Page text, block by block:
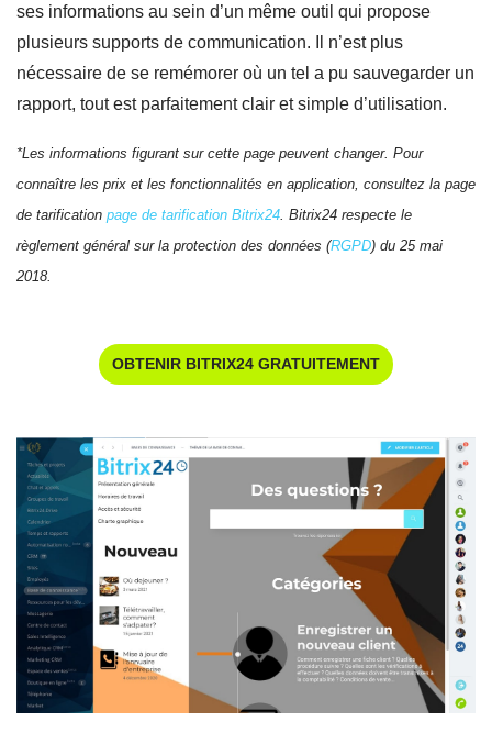
ses informations au sein d’un même outil qui propose
plusieurs supports de communication. Il n’est plus
nécessaire de se remémorer où un tel a pu sauvegarder un
rapport, tout est parfaitement clair et simple d’utilisation.
*Les informations figurant sur cette page peuvent changer. Pour
connaître les prix et les fonctionnalités en application, consultez la page
de tarification page de tarification Bitrix24 . Bitrix24 respecte le
règlement général sur la protection des données (RGPD) du 25 mai
2018.
OBTENIR BITRIX24 GRATUITEMENT